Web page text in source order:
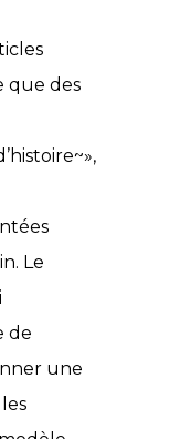
que des
Le
de
une